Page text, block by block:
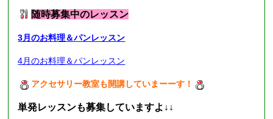
随時募集中のレッスン
3月のお料理＆パンレッスン
4月のお料理＆パンレッスン
アクセサリー教室も開講していまーーす！
単発レッスンも募集していますよ ↓↓